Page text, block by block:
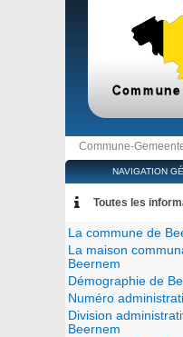
Commune-
NAVIGATION
Toutes les
La commune de
La maison
Beernem
Démographie de
Numéro
Division
Beernem